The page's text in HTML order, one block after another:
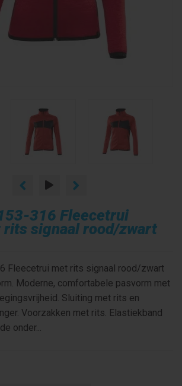
316 Fleecetrui
rits signaal rood/zwart
Fleecetrui met rits signaal rood/zwart
Moderne, comfortabele pasvorm met
Sluiting met rits en
Voorzakken met rits. Elastiekband
onder...